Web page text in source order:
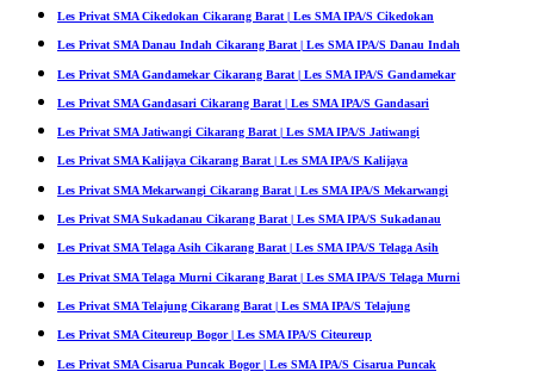
Les Privat SMA Cikedokan Cikarang Barat | Les SMA IPA/S Cikedokan
Les Privat SMA Danau Indah Cikarang Barat | Les SMA IPA/S Danau Indah
Les Privat SMA Gandamekar Cikarang Barat | Les SMA IPA/S Gandamekar
Les Privat SMA Gandasari Cikarang Barat | Les SMA IPA/S Gandasari
Les Privat SMA Jatiwangi Cikarang Barat | Les SMA IPA/S Jatiwangi
Les Privat SMA Kalijaya Cikarang Barat | Les SMA IPA/S Kalijaya
Les Privat SMA Mekarwangi Cikarang Barat | Les SMA IPA/S Mekarwangi
Les Privat SMA Sukadanau Cikarang Barat | Les SMA IPA/S Sukadanau
Les Privat SMA Telaga Asih Cikarang Barat | Les SMA IPA/S Telaga Asih
Les Privat SMA Telaga Murni Cikarang Barat | Les SMA IPA/S Telaga Murni
Les Privat SMA Telajung Cikarang Barat | Les SMA IPA/S Telajung
Les Privat SMA Citeureup Bogor | Les SMA IPA/S Citeureup
Les Privat SMA Cisarua Puncak Bogor | Les SMA IPA/S Cisarua Puncak